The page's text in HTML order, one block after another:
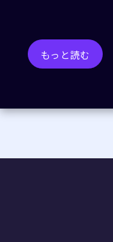
もっと読む